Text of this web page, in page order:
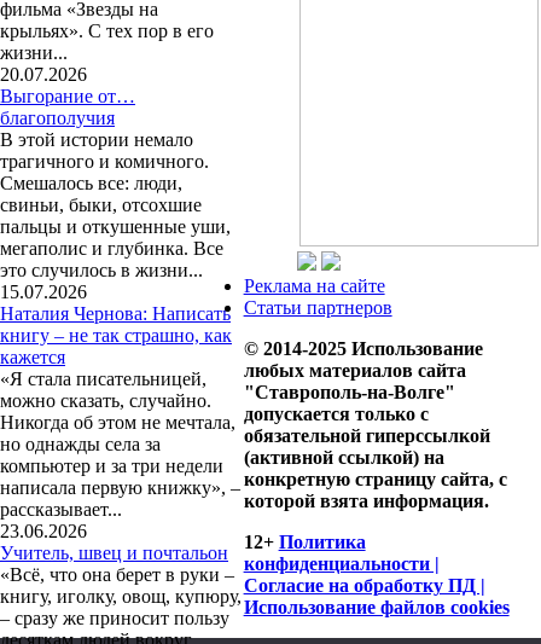
фильма «Звезды на
крыльях». С тех пор в его
жизни...
20.07.2026
Выгорание от…
благополучия
В этой истории немало
трагичного и комичного.
Смешалось все: люди,
свиньи, быки, отсохшие
пальцы и откушенные уши,
мегаполис и глубинка. Все
это случилось в жизни...
15.07.2026
Наталия Чернова: Написать
книгу – не так страшно, как
кажется
«Я стала писательницей,
можно сказать, случайно.
Никогда об этом не мечтала,
но однажды села за
компьютер и за три недели
написала первую книжку», –
рассказывает...
23.06.2026
Учитель, швец и почтальон
«Всё, что она берет в руки –
книгу, иголку, овощ, купюру,
– сразу же приносит пользу
десяткам людей вокруг,
Реклама на сайте
Статьи партнеров
© 2014-2025 Использование
любых материалов сайта
"Ставрополь-на-Волге"
допускается только с
обязательной гиперссылкой
(активной ссылкой) на
конкретную страницу сайта, с
которой взята информация.
12+ Политика
конфиденциальности |
Согласие на обработку ПД |
Использование файлов cookies